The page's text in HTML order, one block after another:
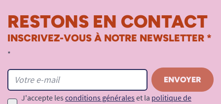
RESTONS EN CONTACT
INSCRIVEZ-VOUS À NOTRE NEWSLETTER *
*
J'accepte les conditions générales et la politique de